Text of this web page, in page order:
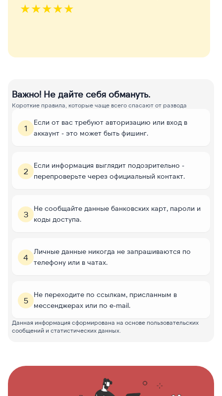
★★★★★
Важно! Не дайте себя обмануть.
Короткие правила, которые чаще всего спасают от развода
1
Если от вас требуют авторизацию или вход в
аккаунт - это может быть фишинг.
2
Если информация выглядит подозрительно -
перепроверьте через официальный контакт.
3
Не сообщайте данные банковских карт, пароли и
коды доступа.
4
Личные данные никогда не запрашиваются по
телефону или в чатах.
5
Не переходите по ссылкам, присланным в
мессенджерах или по e-mail.
Данная информация сформирована на основе пользовательских
сообщений и статистических данных.